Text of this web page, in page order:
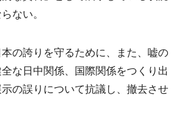
ない。
の誇りを守るために、また、嘘の
な日中関係、国際関係をつくり出
の誤りについて抗議し、撤去させ